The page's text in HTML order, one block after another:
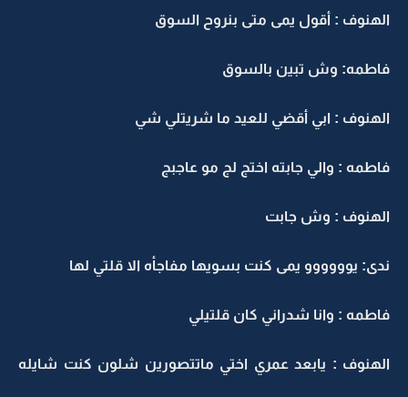
الهنوف : أقول يمى متى بنروح السوق
فاطمه: وش تبين بالسوق
الهنوف : ابي أقضي للعيد ما شريتلي شي
فاطمه : والي جابته اختج لج مو عاجبج
الهنوف : وش جابت
ندى: يوووووو يمى كنت بسويها مفاجأه الا قلتي لها
فاطمه : وانا شدراني كان قلتيلي
الهنوف : يابعد عمري اختي ماتتصورين شلون كنت شايله